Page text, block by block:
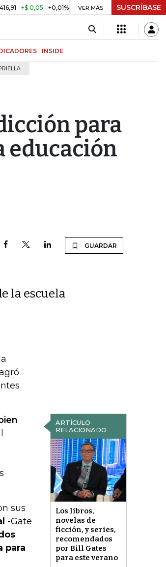
0,05 +0,01% BITCOIN US$ 64.442,80 -US$
VER MÁS SUSCRÍBASE
INSIDE
para
educación
GUARDAR
la escuela
ARTÍCULO
RELACIONADO
Los libros,
novelas de
ficción, y series,
recomendados
por Bill Gates
para este verano
sus
-Gate
para